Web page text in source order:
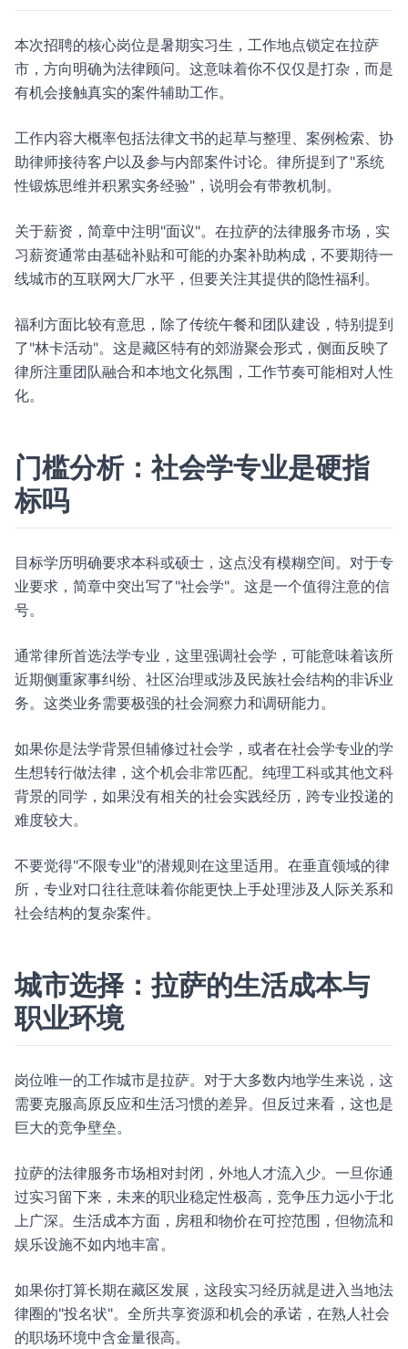
本次招聘的核心岗位是暑期实习生，工作地点锁定在拉萨
市，方向明确为法律顾问。这意味着你不仅仅是打杂，而是
有机会接触真实的案件辅助工作。
工作内容大概率包括法律文书的起草与整理、案例检索、协
助律师接待客户以及参与内部案件讨论。律所提到了"系统
性锻炼思维并积累实务经验"，说明会有带教机制。
关于薪资，简章中注明"面议"。在拉萨的法律服务市场，实
习薪资通常由基础补贴和可能的办案补助构成，不要期待一
线城市的互联网大厂水平，但要关注其提供的隐性福利。
福利方面比较有意思，除了传统午餐和团队建设，特别提到
了"林卡活动"。这是藏区特有的郊游聚会形式，侧面反映了
律所注重团队融合和本地文化氛围，工作节奏可能相对人性
化。
门槛分析：社会学专业是硬指
标吗
目标学历明确要求本科或硕士，这点没有模糊空间。对于专
业要求，简章中突出写了"社会学"。这是一个值得注意的信
号。
通常律所首选法学专业，这里强调社会学，可能意味着该所
近期侧重家事纠纷、社区治理或涉及民族社会结构的非诉业
务。这类业务需要极强的社会洞察力和调研能力。
如果你是法学背景但辅修过社会学，或者在社会学专业的学
生想转行做法律，这个机会非常匹配。纯理工科或其他文科
背景的同学，如果没有相关的社会实践经历，跨专业投递的
难度较大。
不要觉得"不限专业"的潜规则在这里适用。在垂直领域的律
所，专业对口往往意味着你能更快上手处理涉及人际关系和
社会结构的复杂案件。
城市选择：拉萨的生活成本与
职业环境
岗位唯一的工作城市是拉萨。对于大多数内地学生来说，这
需要克服高原反应和生活习惯的差异。但反过来看，这也是
巨大的竞争壁垒。
拉萨的法律服务市场相对封闭，外地人才流入少。一旦你通
过实习留下来，未来的职业稳定性极高，竞争压力远小于北
上广深。生活成本方面，房租和物价在可控范围，但物流和
娱乐设施不如内地丰富。
如果你打算长期在藏区发展，这段实习经历就是进入当地法
律圈的"投名状"。全所共享资源和机会的承诺，在熟人社会
的职场环境中含金量很高。